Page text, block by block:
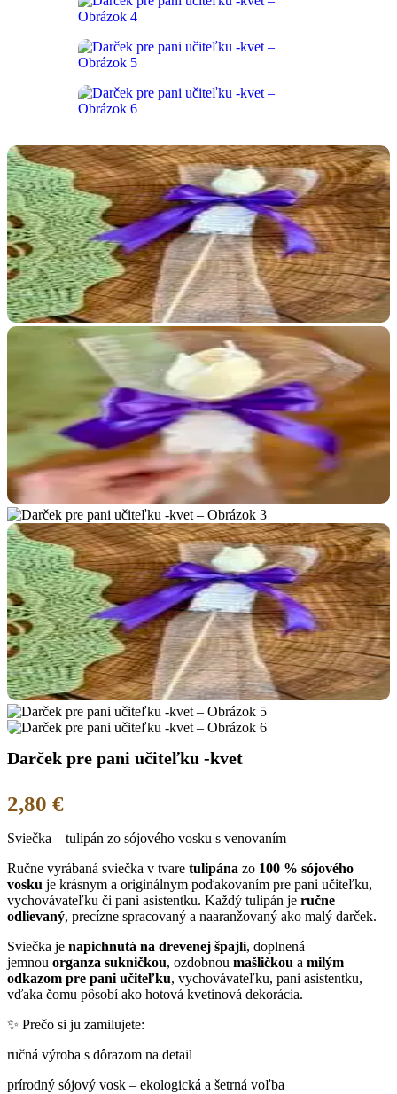
Darček pre pani učiteľku -kvet
2,80 €
Sviečka – tulipán zo sójového vosku s venovaním
Ručne vyrábaná sviečka v tvare tulipána zo 100 % sójového
vosku je krásnym a originálnym poďakovaním pre pani učiteľku,
vychovávateľku či pani asistentku. Každý tulipán je ručne
odlievaný, precízne spracovaný a naaranžovaný ako malý darček.
Sviečka je napichnutá na drevenej špajli, doplnená
jemnou organza sukničkou, ozdobnou mašličkou a milým
odkazom pre pani učiteľku, vychovávateľku, pani asistentku,
vďaka čomu pôsobí ako hotová kvetinová dekorácia.
✨ Prečo si ju zamilujete:
ručná výroba s dôrazom na detail
prírodný sójový vosk – ekologická a šetrná voľba